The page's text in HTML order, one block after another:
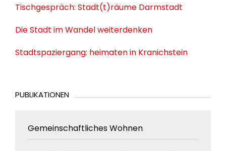
Tischgespräch: Stadt(t)räume Darmstadt
Die Stadt im Wandel weiterdenken
Stadtspaziergang: heimaten in Kranichstein
PUBLIKATIONEN
Gemeinschaftliches Wohnen